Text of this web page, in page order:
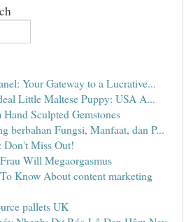
Your Gateway to a Lucrative...
Little Maltese Puppy: USA A...
Sculpted Gemstones
berbahan Fungsi, Manfaat, dan P...
Miss Out!
Will Megaorgasmus
Know About content marketing
pallets UK